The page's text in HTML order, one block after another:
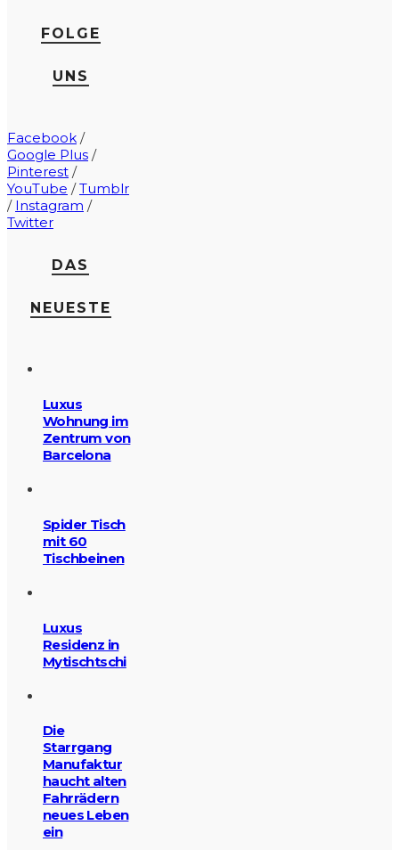
FOLGE
UNS
Facebook /
Google Plus /
Pinterest /
YouTube /Tumblr
/ Instagram /
Twitter
DAS
NEUESTE
Luxus
Wohnung im
Zentrum von
Barcelona
Spider Tisch
mit 60
Tischbeinen
Luxus
Residenz in
Mytischtschi
Die
Starrgang
Manufaktur
haucht alten
Fahrrädern
neues Leben
ein